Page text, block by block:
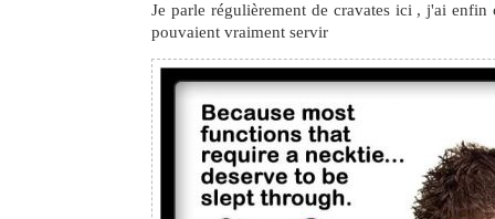
Je parle régulièrement de cravates ici , j'ai enfin
pouvaient vraiment servir